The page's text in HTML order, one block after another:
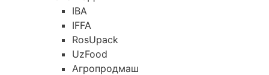
IBA
IFFA
RosUpack
UzFood
Агропродмаш